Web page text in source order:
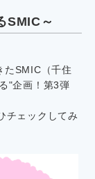
SMIC～
たSMIC（千住
"企画！第3弾
チェックしてみ